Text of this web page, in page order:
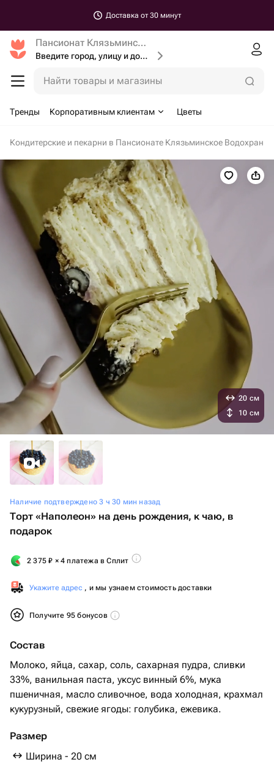
Доставка от 30 минут
Пансионат Клязьминское Водохранилище
Введите город, улицу и дом доставки
Найти товары и магазины
Тренды Корпоративным клиентам Цветы
Кондитерские и пекарни в Пансионате Клязьминское
Наличие подтверждено 3 ч 30 мин назад
Торт «Наполеон» на день рождения, к чаю, в
подарок
2 375₽ × 4 платежа в Сплит
Укажите адрес , и мы узнаем стоимость доставки
Получите 95 бонусов
Состав
Молоко, яйца, сахар, соль, сахарная пудра, сливки
33%, ванильная паста, уксус винный 6%, мука
пшеничная, масло сливочное, вода холодная, крахмал
кукурузный, свежие ягоды: голубика, ежевика.
Размер
Ширина - 20 см
20 см
10 см